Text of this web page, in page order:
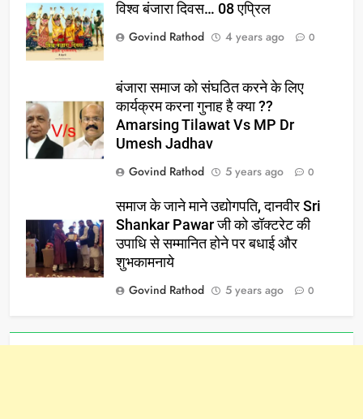
विश्व बंजारा दिवस… 08 एप्रिल
Govind Rathod
4 years ago 0
बंजारा समाज को संघठित करने के लिए
कार्यक्रम करना गुनाह है क्या ??
Amarsing Tilawat Vs MP Dr
Umesh Jadhav
Govind Rathod
5 years ago 0
समाज के जाने माने उद्योगपति, दानवीर Sri
Shankar Pawar जी को डॉक्टरेट की
उपाधि से सम्मानित होने पर बधाई और
शुभकामनाये
Govind Rathod
5 years ago 0